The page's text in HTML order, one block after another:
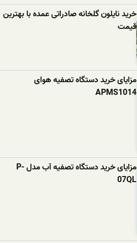
خرید نایلون گلخانه صادراتی عمده با بهترین
قیمت
مزایای خرید دستگاه تصفیه هوای
APMS1014
مزایای خرید دستگاه تصفیه آب مدل P-
07QL